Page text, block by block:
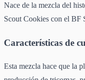
Nace de la mezcla del
Scout Cookies con el BF
Características de
Esta mezcla hace que la